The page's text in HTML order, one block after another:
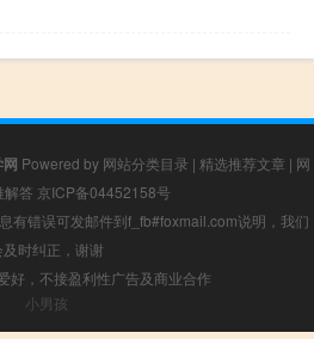
Powered by 网站分类目录 | 精选推荐文章 | 网
解答 京ICP备04452158号
有错误可发邮件到f_fb#foxmail.com说明，我们
及时纠正，谢谢
好，不接盈利性广告及商业合作
小男孩